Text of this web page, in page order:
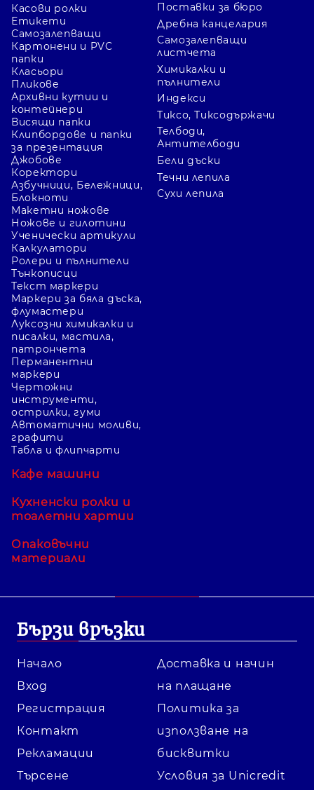
Касови ролки
Етикети
Самозалепващи
Картонени и PVC
папки
Класьори
Пликове
Архивни кутии и
контейнери
Висящи папки
Клипбордове и папки
за презентация
Джобове
Коректори
Азбучници, Бележници,
Блокноти
Поставки за бюро
Дребна канцелария
Самозалепващи
листчета
Химикалки и
пълнители
Индекси
Тиксо, Тиксодържачи
Телбоди,
Антителбоди
Бели дъски
Течни лепила
Сухи лепила
Макетни ножове
Ножове и гилотини
Ученически артикули
Калкулатори
Ролери и пълнители
Тънкописци
Текст маркери
Маркери за бяла дъска,
флумастери
Луксозни химикалки и
писалки, мастила,
патрончета
Перманентни
маркери
Чертожни
инструменти,
острилки, гуми
Автоматични моливи,
графити
Табла и флипчарти
Кафе машини
Кухненски ролки и
тоалетни хартии
Опаковъчни
материали
Бързи връзки
Начало
Вход
Регистрация
Контакт
Рекламации
Търсене
Доставка и начин
на плащане
Политика за
използване на
бисквитки
Условия за Unicredit